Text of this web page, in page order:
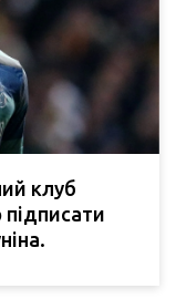
клуб
підписати